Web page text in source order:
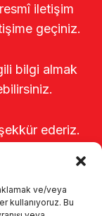
ve/veya
kullanıyoruz. Bu
iletişim
geçiniz.
bilgi almak
ederiz.